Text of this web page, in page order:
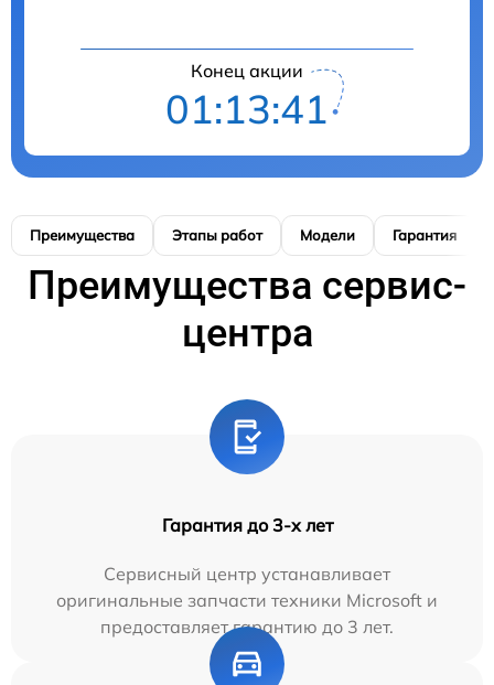
Конец акции
01:13:40
Преимущества Этапы работ Модели Гарантия
Преимущества сервис-
центра
Гарантия до 3-х лет
Сервисный центр устанавливает
оригинальные запчасти техники Microsoft и
предоставляет гарантию до 3 лет.